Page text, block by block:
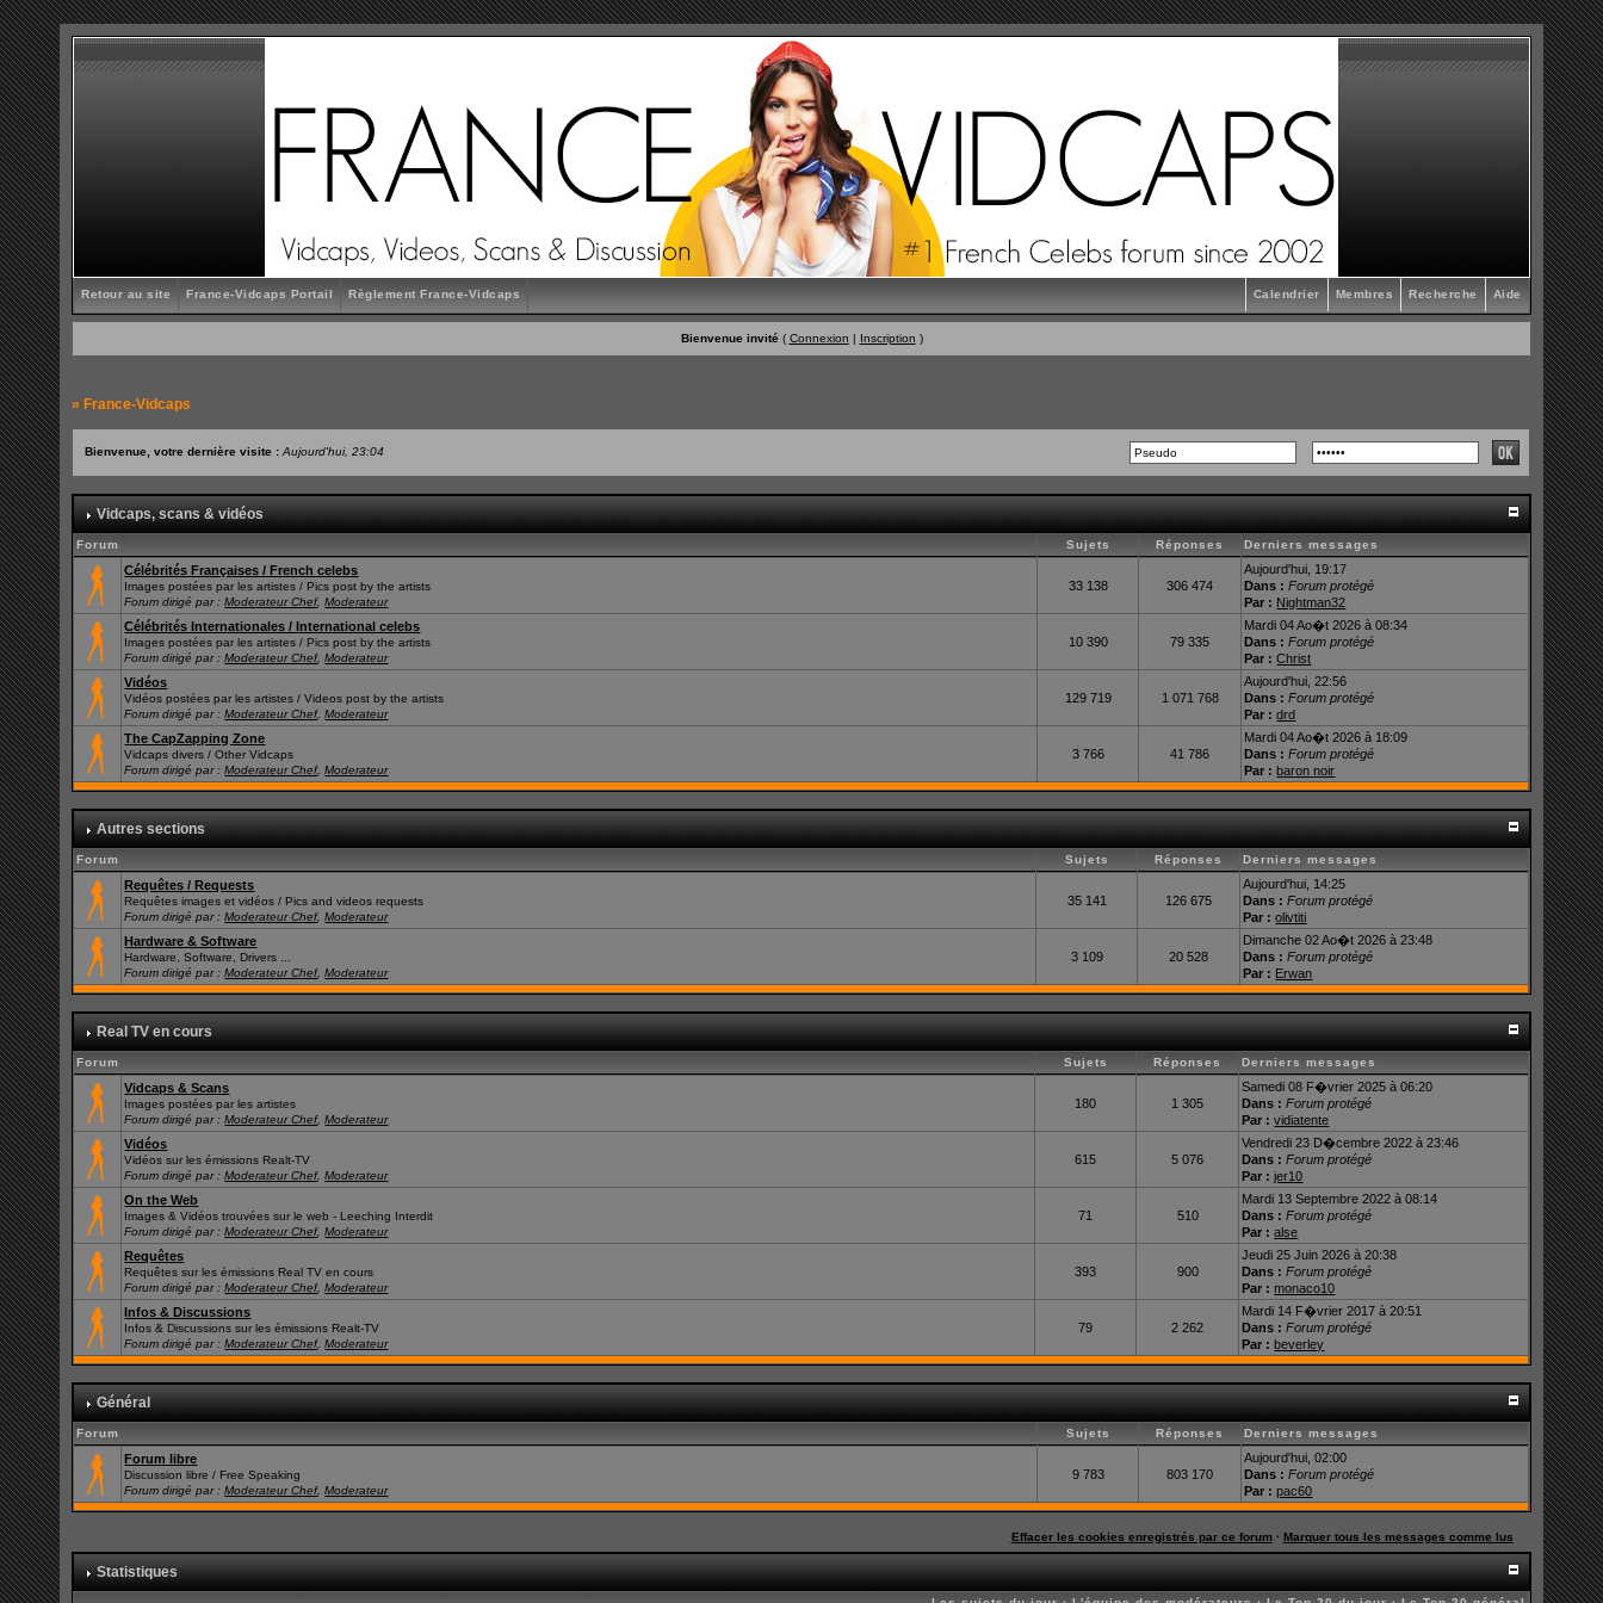
Retour au site France-Vidcaps Portail Règlement France-Vidcaps Aide
Recherche
Membres
Calendrier
Bienvenue invité( Connexion | Inscription )
» France-Vidcaps
Bienvenue, votre dernière visite :Aujourd'hui, 23:04
Vidcaps, scans & vidéos
Forum Sujets Réponses Derniers messages
Célébrités Françaises / French celebs
Images postées par les artistes / Pics post by the artists
Forum dirigé par :Moderateur Chef,Moderateur
33 138 306 474
Aujourd'hui, 19:17
Dans : Forum protégé
Par : Nightman32
Célébrités Internationales / International celebs
Images postées par les artistes / Pics post by the artists
Forum dirigé par :Moderateur Chef,Moderateur
10 390 79 335
Mardi 04 Ao�t 2026 à 08:34
Dans : Forum protégé
Par : Christ
Vidéos
Vidéos postées par les artistes / Videos post by the artists
Forum dirigé par :Moderateur Chef,Moderateur
129 719 1 071 768
Aujourd'hui, 22:56
Dans : Forum protégé
Par : drd
The CapZapping Zone
Vidcaps divers / Other Vidcaps
Forum dirigé par :Moderateur Chef,Moderateur
3 766 41 786
Mardi 04 Ao�t 2026 à 18:09
Dans : Forum protégé
Par : baron noir
Autres sections
Forum Sujets Réponses Derniers messages
Requêtes / Requests
Requêtes images et vidéos / Pics and videos requests
Forum dirigé par :Moderateur Chef,Moderateur
35 141 126 675
Aujourd'hui, 14:25
Dans : Forum protégé
Par : olivtiti
Hardware & Software
Hardware, Software, Drivers ...
Forum dirigé par :Moderateur Chef,Moderateur
3 109 20 528
Dimanche 02 Ao�t 2026 à 23:48
Dans : Forum protégé
Par : Erwan
Real TV en cours
Forum Sujets Réponses Derniers messages
Vidcaps & Scans
Images postées par les artistes
Forum dirigé par :Moderateur Chef,Moderateur
180 1 305
Samedi 08 F�vrier 2025 à 06:20
Dans : Forum protégé
Par : vidiatente
Vidéos
Vidéos sur les émissions Realt-TV
Forum dirigé par :Moderateur Chef,Moderateur
615 5 076
Vendredi 23 D�cembre 2022 à 23:46
Dans : Forum protégé
Par : jer10
On the Web
Images & Vidéos trouvées sur le web - Leeching Interdit
Forum dirigé par :Moderateur Chef,Moderateur
71 510
Mardi 13 Septembre 2022 à 08:14
Dans : Forum protégé
Par : alse
Requêtes
Requêtes sur les émissions Real TV en cours
Forum dirigé par :Moderateur Chef,Moderateur
393 900
Jeudi 25 Juin 2026 à 20:38
Dans : Forum protégé
Par : monaco10
Infos & Discussions
Infos & Discussions sur les émissions Realt-TV
Forum dirigé par :Moderateur Chef,Moderateur
79 2 262
Mardi 14 F�vrier 2017 à 20:51
Dans : Forum protégé
Par : beverley
Général
Forum Sujets Réponses Derniers messages
Forum libre
Discussion libre / Free Speaking
Forum dirigé par :Moderateur Chef,Moderateur
9 783 803 170
Aujourd'hui, 02:00
Dans : Forum protégé
Par : pac60
Effacer les cookies enregistrés par ce forum· Marquer tous les messages comme lus
Statistiques